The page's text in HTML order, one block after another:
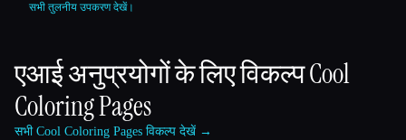
सभी तुलनीय उपकरण देखें।
एआई अनुप्रयोगों के लिए विकल्पCool
Coloring Pages
सभी Cool Coloring Pages विकल्प देखें →